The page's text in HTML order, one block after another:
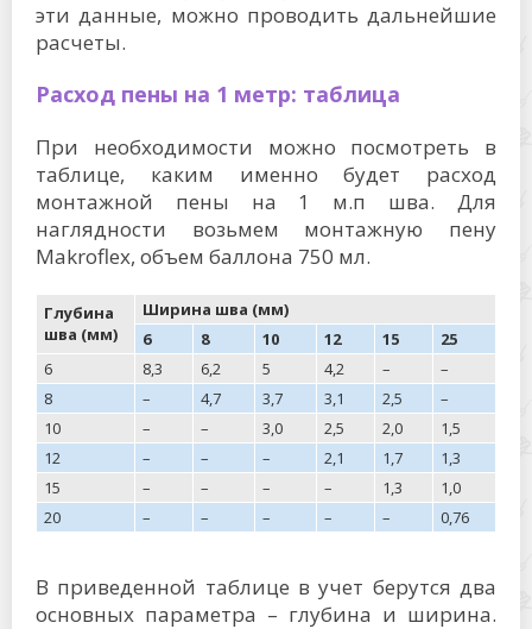
эти данные, можно проводить дальнейшие
расчеты.
Расход пены на 1 метр: таблица
При необходимости можно посмотреть в
таблице, каким именно будет расход
монтажной пены на 1 м.п шва. Для
наглядности возьмем монтажную пену
Makroflex, объем баллона 750 мл.
Глубина
шва (мм)
Ширина шва (мм)
6
8 10 12 15
25
6
8,3 6,2 5 4,2 –
–
8
– 4,7 3,7 3,1 2,5
–
10
– – 3,0 2,5 2,0
1,5
12
– – – 2,1 1,7
1,3
15
– – – – 1,3
1,0
20
– – – – – 0,76
В приведенной таблице в учет берутся два
основных параметра – глубина и ширина.